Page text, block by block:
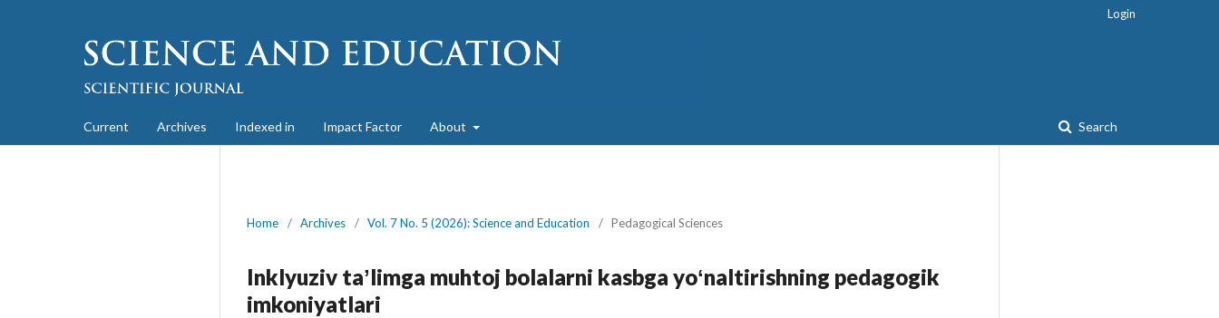
Current Archives Indexed in Impact Factor About Search
Login
Home / Archives / Vol. 7 No. 5 (2026): Science and Education / Pedagogical Sciences
Inklyuziv taʼlimga muhtoj bolalarni kasbga yoʻnaltirishning pedagogik
imkoniyatlari